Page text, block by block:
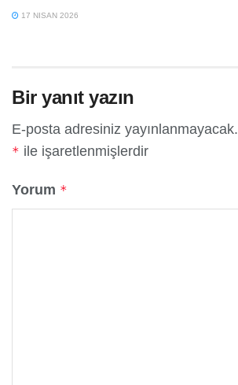
17 NISAN 2026
Bir yanıt yazın
E-posta adresiniz yayınlanmayacak.
* ile işaretlenmişlerdir
Yorum *